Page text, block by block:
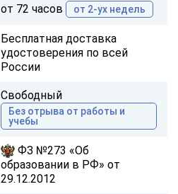
от 72 часов от 2-ух недель
Бесплатная доставка
удостоверения по всей
России
Свободный
Без отрыва от работы и
учебы
ФЗ №273 «Об
образовании в РФ» от
29.12.2012